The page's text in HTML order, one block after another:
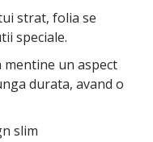
strat, folia se
speciale.
mentine un aspect
durata, avand o
slim